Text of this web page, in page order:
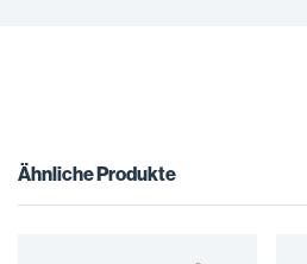
Ähnliche Produkte